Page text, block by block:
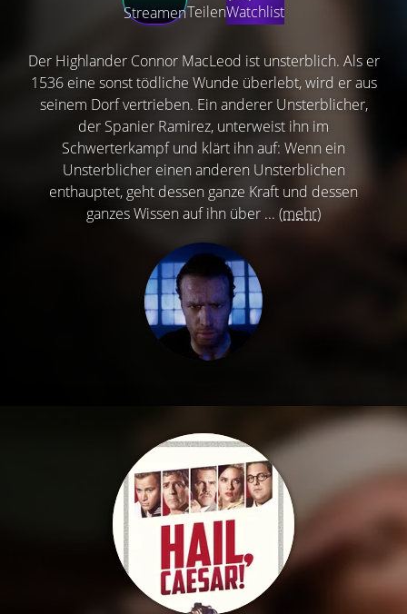
StreamenTeilenWatchlist
Der Highlander Connor MacLeod ist unsterblich. Als er
1536 eine sonst tödliche Wunde überlebt, wird er aus
seinem Dorf vertrieben. Ein anderer Unsterblicher,
der Spanier Ramirez, unterweist ihn im
Schwerterkampf und klärt ihn auf: Wenn ein
Unsterblicher einen anderen Unsterblichen
enthauptet, geht dessen ganze Kraft und dessen
ganzes Wissen auf ihn über ... (mehr)